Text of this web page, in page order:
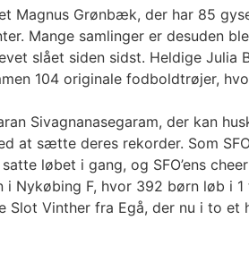
Magnus Grønbæk, der har 85
Mange samlinger er desuden
slået siden sidst. Heldige
104 originale fodboldtrøjer,
Sivagnanasegaram, der kan
at sætte deres rekorder. Som
løbet i gang, og SFO’ens
Nykøbing F, hvor 392 børn løb i
Slot Vinther fra Egå, der nu i to